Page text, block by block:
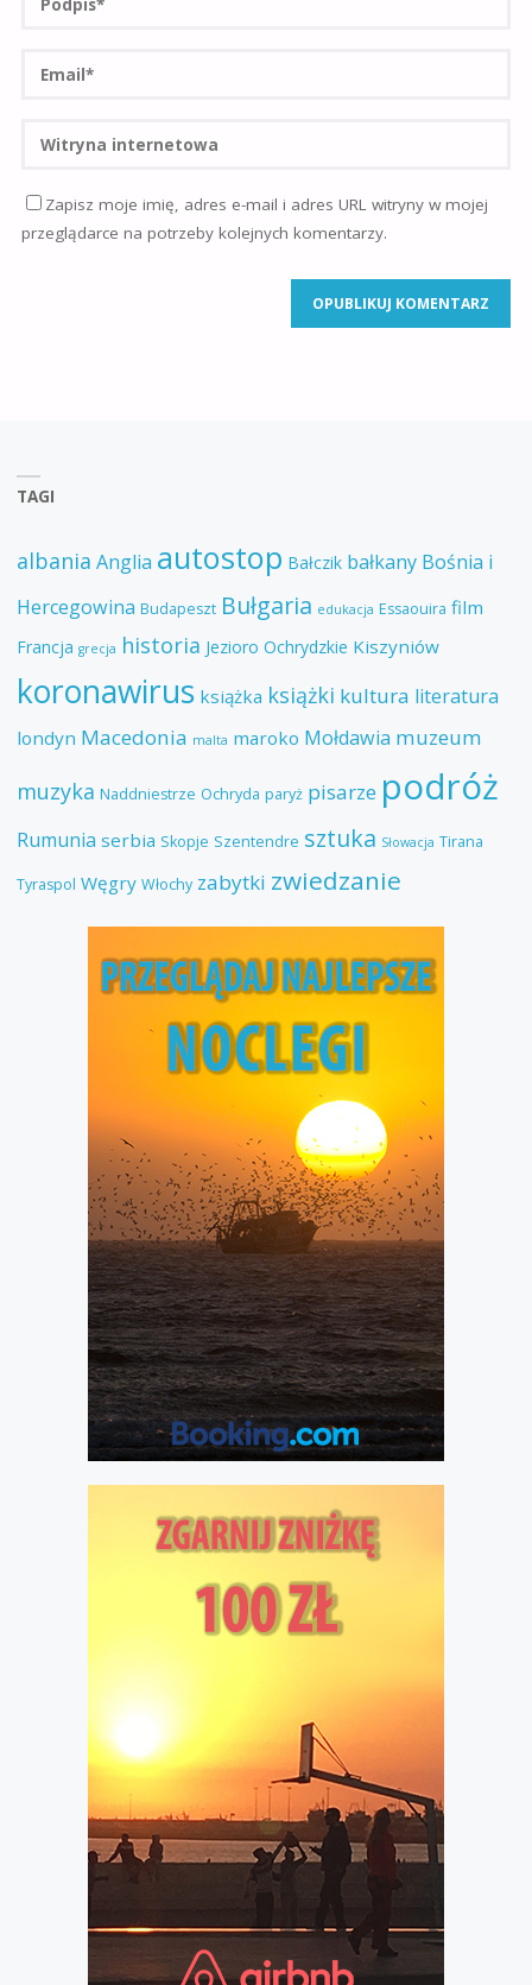
Zapisz moje imię, adres e-mail i adres URL witryny w mojej
przeglądarce na potrzeby kolejnych komentarzy.
TAGI
albania Anglia autostop Bałczik bałkany Bośnia i
Hercegowina Budapeszt Bułgaria edukacja Essaouira film
Francja grecja historia Jezioro Ochrydzkie Kiszyniów
koronawirus książka książki kultura literatura
londyn Macedonia malta maroko Mołdawia muzeum
muzyka Naddniestrze Ochryda paryż pisarze podróż
Rumunia serbia Skopje Szentendre sztuka Słowacja Tirana
Tyraspol Węgry Włochy zabytki zwiedzanie